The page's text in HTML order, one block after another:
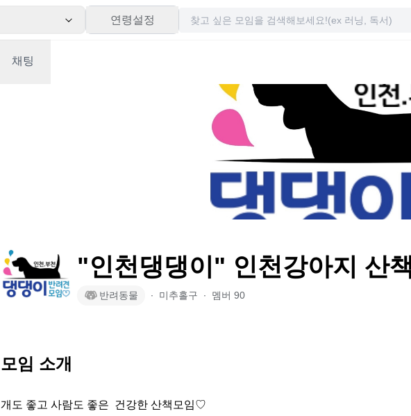
연령설정
채팅
"인천댕댕이" 인천강아지 산
반려동물 ∙ 미추홀구 ∙ 멤버 90
모임 소개
개도 좋고 사람도 좋은  건강한 산책모임♡